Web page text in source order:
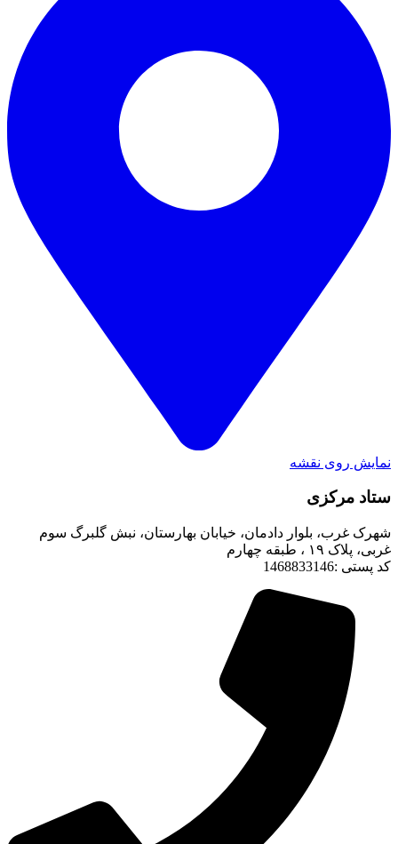
نمایش روی نقشه
ستاد مرکزی
شهرک غرب، بلوار دادمان، خیابان بهارستان، نبش گلبرگ سوم
غربی، پلاک ۱۹ ، طبقه چهارم
کد پستی :1468833146